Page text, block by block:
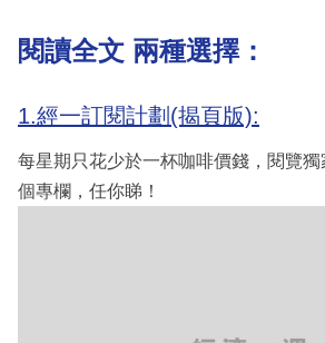
閱讀全文 兩種選擇：
1.經一訂閱計劃(揭頁版):
每星期只花少於一杯咖啡價錢，閱覽
個專欄，任你睇！